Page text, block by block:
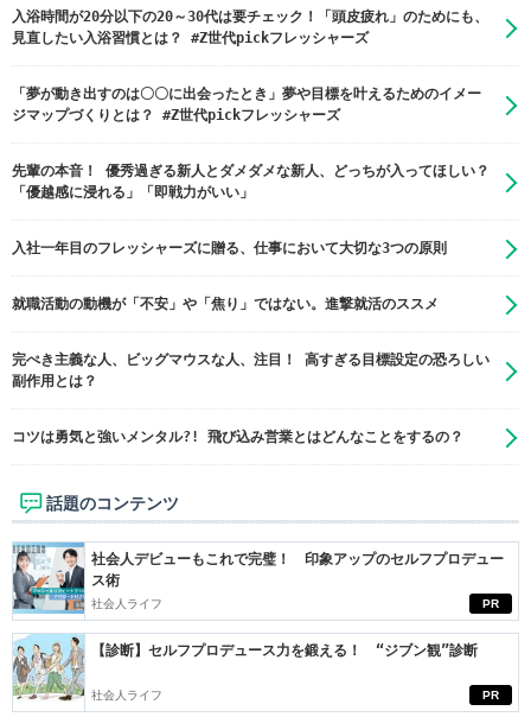
入浴時間が20分以下の20～30代は要チェック！「頭皮疲れ」のためにも、
見直したい入浴習慣とは？ #Z世代pickフレッシャーズ
「夢が動き出すのは〇〇に出会ったとき」夢や目標を叶えるためのイメー
ジマップづくりとは？ #Z世代pickフレッシャーズ
先輩の本音！ 優秀過ぎる新人とダメダメな新人、どっちが入ってほしい？
「優越感に浸れる」「即戦力がいい」
入社一年目のフレッシャーズに贈る、仕事において大切な3つの原則
就職活動の動機が「不安」や「焦り」ではない。進撃就活のススメ
完ぺき主義な人、ビッグマウスな人、注目！ 高すぎる目標設定の恐ろしい
副作用とは？
コツは勇気と強いメンタル?! 飛び込み営業とはどんなことをするの？
話題のコンテンツ
PR
社会人デビューもこれで完璧！ 印象アップのセルフプロデュー
ス術
社会人ライフ
PR
【診断】セルフプロデュース力を鍛える！ “ジブン観”診断
社会人ライフ